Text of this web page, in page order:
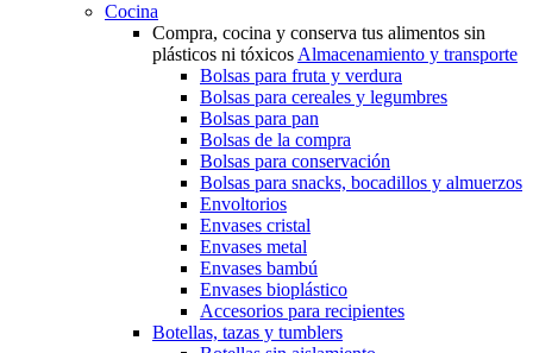
Cocina
Compra, cocina y conserva tus alimentos sin
plásticos ni tóxicos Almacenamiento y transporte
Bolsas para fruta y verdura
Bolsas para cereales y legumbres
Bolsas para pan
Bolsas de la compra
Bolsas para conservación
Bolsas para snacks, bocadillos y almuerzos
Envoltorios
Envases cristal
Envases metal
Envases bambú
Envases bioplástico
Accesorios para recipientes
Botellas, tazas y tumblers